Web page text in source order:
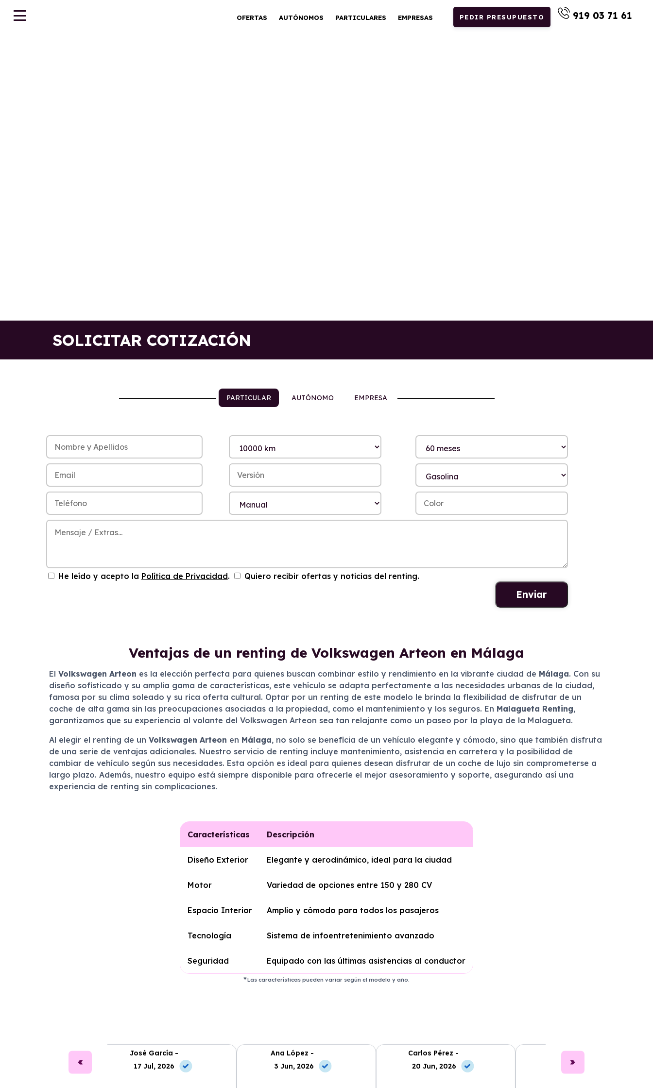
OFERTAS AUTÓNOMOS PARTICULARES EMPRESAS PEDIR PRESUPUESTO 919 03 71 61
SOLICITAR COTIZACIÓN
PARTICULAR AUTÓNOMO EMPRESA
He leído y acepto la Política de Privacidad. Quiero recibir ofertas y noticias del renting.
Ventajas de un renting de Volkswagen Arteon en Málaga
El Volkswagen Arteon es la elección perfecta para quienes buscan combinar estilo y rendimiento en la vibrante ciudad de Málaga. Con su
diseño sofisticado y su amplia gama de características, este vehículo se adapta perfectamente a las necesidades urbanas de la ciudad,
famosa por su clima soleado y su rica oferta cultural. Optar por un renting de este modelo le brinda la flexibilidad de disfrutar de un
coche de alta gama sin las preocupaciones asociadas a la propiedad, como el mantenimiento y los seguros. En Malagueta Renting,
garantizamos que su experiencia al volante del Volkswagen Arteon sea tan relajante como un paseo por la playa de la Malagueta.
Al elegir el renting de un Volkswagen Arteon en Málaga, no solo se beneficia de un vehículo elegante y cómodo, sino que también disfruta
de una serie de ventajas adicionales. Nuestro servicio de renting incluye mantenimiento, asistencia en carretera y la posibilidad de
cambiar de vehículo según sus necesidades. Esta opción es ideal para quienes desean disfrutar de un coche de lujo sin comprometerse a
largo plazo. Además, nuestro equipo está siempre disponible para ofrecerle el mejor asesoramiento y soporte, asegurando así una
experiencia de renting sin complicaciones.
Características Descripción
Diseño Exterior Elegante y aerodinámico, ideal para la ciudad
Motor Variedad de opciones entre 150 y 280 CV
Espacio Interior Amplio y cómodo para todos los pasajeros
Tecnología Sistema de infoentretenimiento avanzado
Seguridad Equipado con las últimas asistencias al conductor
Las características pueden variar según el modelo y año.
José García -
17 Jul, 2026
Ana López -
3 Jun, 2026
Carlos Pérez -
20 Jun, 2026
Laura Ruiz -
10 Jun, 2026